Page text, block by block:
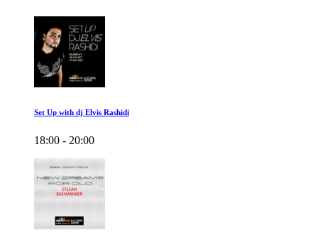
Set Up with dj Elvis Rashidi
18:00 - 20:00